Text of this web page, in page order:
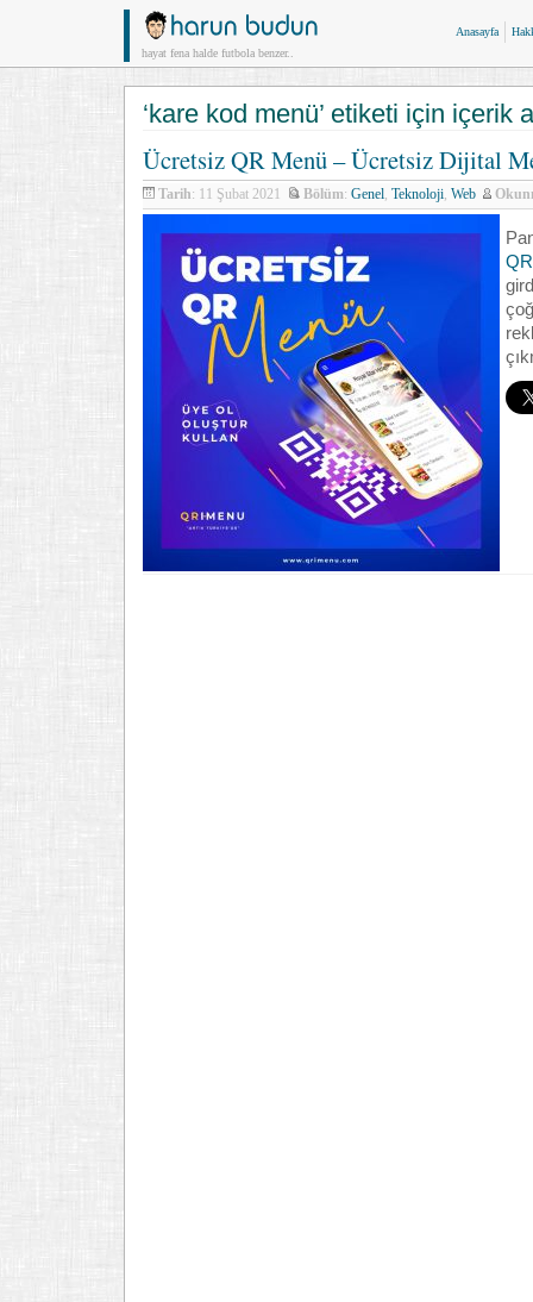
hayat fena halde futbola benzer..
Anasayfa
‘kare kod menü’ etiketi için içerik
Ücretsiz QR Menü – Ücretsiz Dijital
Tarih: 11 Şubat 2021 Bölüm: Genel, Teknoloji, Web